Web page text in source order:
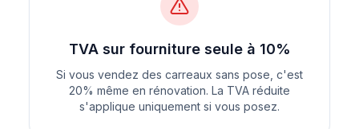
TVA sur fourniture seule à 10%
Si vous vendez des carreaux sans pose, c'est
20% même en rénovation. La TVA réduite
s'applique uniquement si vous posez.